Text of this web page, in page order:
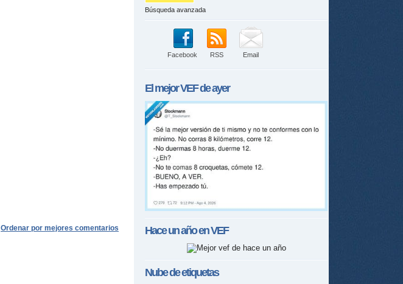
Ordenar por mejores comentarios
Búsqueda avanzada
Facebook RSS Email
El mejorVEFde ayer
Hace un año enVEF
Nube de etiquetas